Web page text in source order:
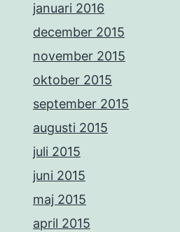
januari 2016
december 2015
november 2015
oktober 2015
september 2015
augusti 2015
juli 2015
juni 2015
maj 2015
april 2015